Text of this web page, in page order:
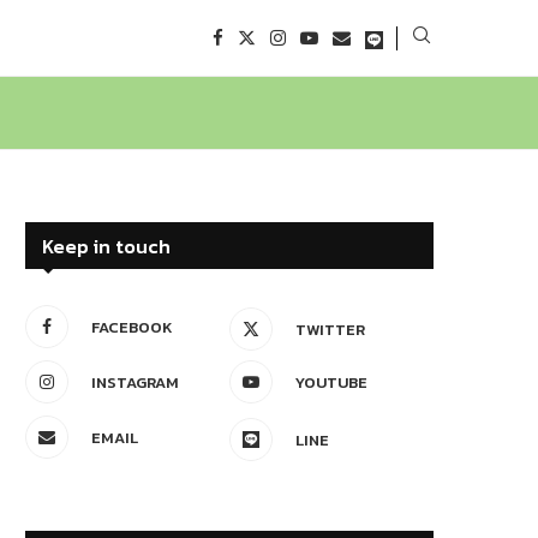
Keep in touch
FACEBOOK TWITTER
INSTAGRAM YOUTUBE
EMAIL LINE